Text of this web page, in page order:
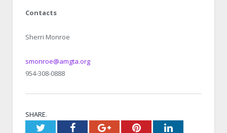
Contacts
Sherri Monroe
smonroe@amgta.org
954-308-0888
SHARE.
TwitterFacebookGoogle+PinterestLinkedIn